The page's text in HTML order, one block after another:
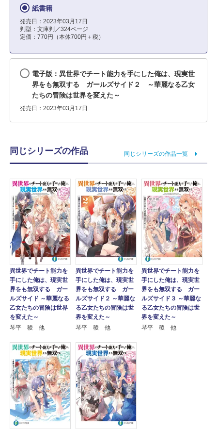
紙書籍
発売日：2023年03月17日
判型：文庫判／324ページ
定価：770円（本体700円＋税）
電子版：異世界でチート能力を手にした俺は、現実世
界をも無双する ガールズサイド２ ～華麗なる乙女
たちの冒険は世界を変えた～
発売日：2023年03月17日
同じシリーズの作品 同じシリーズの作品一覧
異世界でチート能力を
手にした俺は、現実世
界をも無双する ガー
ルズサイド ～華麗なる
乙女たちの冒険は世界
を変えた～
琴平 稜 他
異世界でチート能力を
手にした俺は、現実世
界をも無双する ガー
ルズサイド２ ～華麗な
る乙女たちの冒険は世
界を変えた～
琴平 稜 他
異世界でチート能力を
手にした俺は、現実世
界をも無双する ガー
ルズサイド３ ～華麗な
る乙女たちの冒険は世
界を変えた～
琴平 稜 他